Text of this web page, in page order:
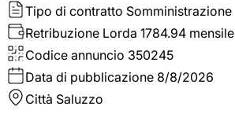
Tipo di contratto Somministrazione
Retribuzione Lorda 1784.94 mensile
Codice annuncio 350245
Data di pubblicazione 8/8/2026
Città Saluzzo